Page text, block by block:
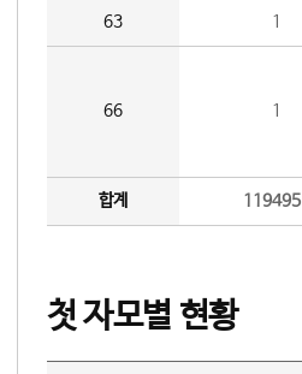
63 1
66 1
합계
첫 자모별 현황